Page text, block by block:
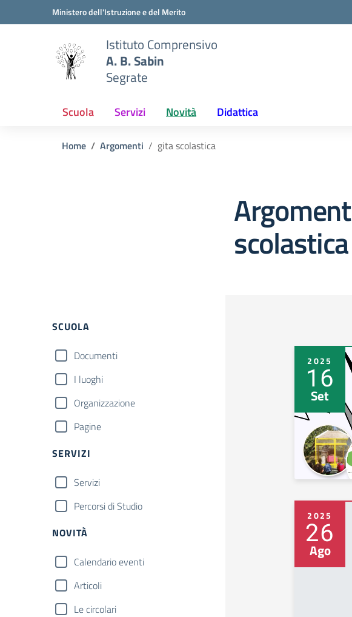
Vai ai contenuti
Vai al menu di navigazioneMinistero dell'Istruzione e del Merito
Istituto Comprensivo
A. B. Sabin
Segrate
Scuola Servizi Novità Didattica
Home Argomenti gita scolastica
scolastica
Cerca
SCUOLA
Documenti
I luoghi
Organizzazione
Pagine
SERVIZI
Servizi
Percorsi di Studio
NOVITÀ
Calendario eventi
Articoli
Le circolari
2025
16
Set
2025
26
Ago